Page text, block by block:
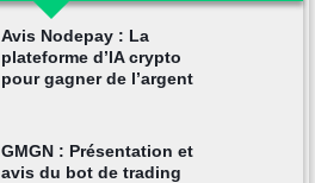
Avis Nodepay : La
plateforme d’IA crypto
pour gagner de l’argent
GMGN : Présentation et
avis du bot de trading